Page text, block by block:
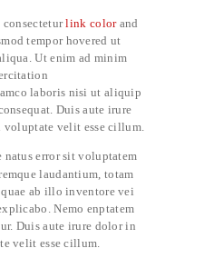
link colorand
tempor hovered ut
Ut enim ad minim
laboris nisi ut aliquip
Duis aute irure
velit esse cillum.
natus error sit voluptatem
laudantium, totam
quae ab illo inventore vei
Nemo enptatem
Duis aute irure dolor in
velit esse cillum.